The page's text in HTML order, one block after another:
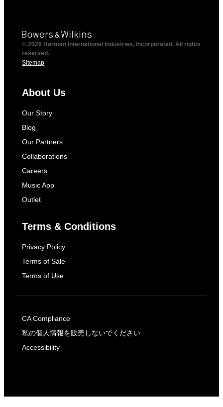
© 2026 Harman International Industries, Incorporated. All rights
reserved.
Sitemap
About Us
Our Story
Blog
Our Partners
Collaborations
Careers
Music App
Outlet
Terms & Conditions
Privacy Policy
Terms of Sale
Terms of Use
CA Compliance
私の個人情報を販売しないでください
Accessibility